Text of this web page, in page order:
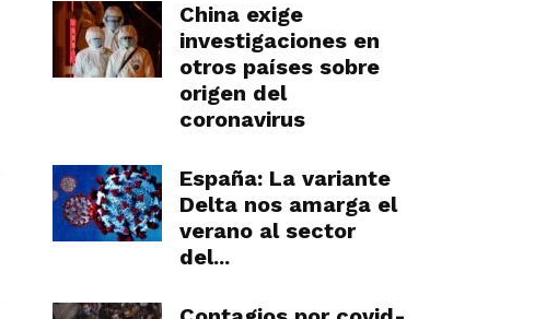
China exige
investigaciones en
otros países sobre
origen del
coronavirus
España: La variante
Delta nos amarga el
verano al sector
del...